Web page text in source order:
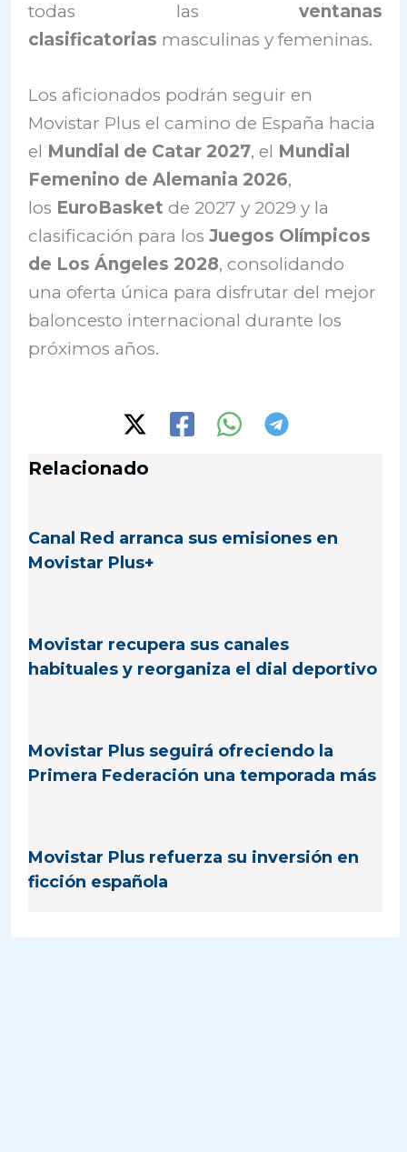
todas las ventanas
clasificatorias masculinas y femeninas.
Los aficionados podrán seguir en
Movistar Plus el camino de España hacia
el Mundial de Catar 2027, el Mundial
Femenino de Alemania 2026,
los EuroBasket de 2027 y 2029 y la
clasificación para losJuegos Olímpicos
de Los Ángeles 2028, consolidando
una oferta única para disfrutar del mejor
baloncesto internacional durante los
próximos años.
Relacionado
Canal Red arranca sus emisiones en
Movistar Plus+
Movistar recupera sus canales
habituales y reorganiza el dial deportivo
Movistar Plus seguirá ofreciendo la
Primera Federación una temporada más
Movistar Plus refuerza su inversión en
ficción española